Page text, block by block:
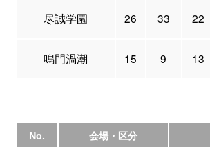
尽誠学園 26 33 22
鳴門渦潮 15 9 13
No. 会場・区分